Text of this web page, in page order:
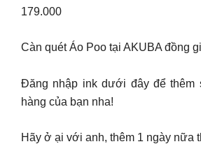
179.000
Càn quét Áo Poo tại AKUBA đồng
Đăng nhập ink dưới đây để thêm
hàng của bạn nha!
Hãy ở ại với anh, thêm 1 ngày nữa